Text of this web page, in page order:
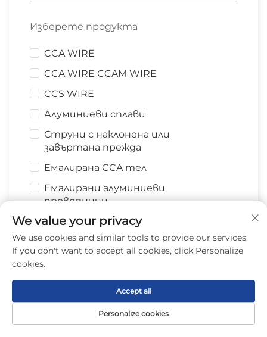
Изберете продукта
CCA WIRE
CCA WIRE CCAM WIRE
CCS WIRE
Алуминиеви сплави
Струни с наклонена или
завъртана прежда
Емалирана CCA тел
Емалирани алуминиеви
проводници
Ориентирована поръчкова
количество
моля изберете
моля изберете
Начална
Продукт За Контакти
We value your privacy
We use cookies and similar tools to provide our services.
If you don't want to accept all cookies, click Personalize
cookies.
Personalize cookies
Accept all